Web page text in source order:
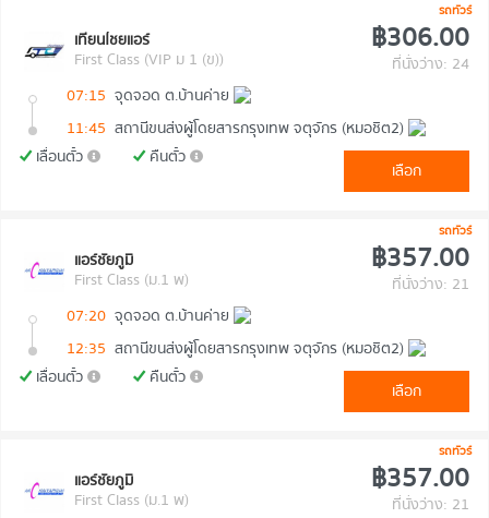
รถทัวร์
เทียนไชยแอร์
First Class (VIP ม 1 (ข))
฿306.00
ที่นั่งว่าง: 24
07:15 จุดจอด ต.บ้านค่าย
11:45 สถานีขนส่งผู้โดยสารกรุงเทพ จตุจักร (หมอชิต2)
เลื่อนตั๋ว
คืนตั๋ว
เลือก
รถทัวร์
แอร์ชัยภูมิ
First Class (ม.1 พ)
฿357.00
ที่นั่งว่าง: 21
07:20 จุดจอด ต.บ้านค่าย
12:35 สถานีขนส่งผู้โดยสารกรุงเทพ จตุจักร (หมอชิต2)
เลื่อนตั๋ว
คืนตั๋ว
เลือก
รถทัวร์
แอร์ชัยภูมิ
First Class (ม.1 พ)
฿357.00
ที่นั่งว่าง: 21